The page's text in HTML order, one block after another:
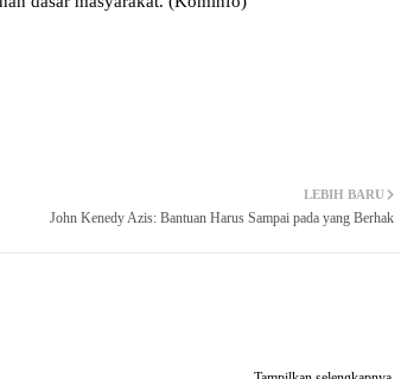
LEBIH BARU
John Kenedy Azis: Bantuan Harus Sampai pada yang Berhak